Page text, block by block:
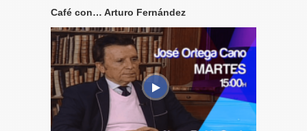
Café con… Arturo Fernández